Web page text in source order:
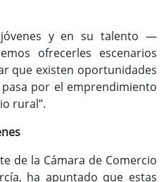
jóvenes y en su talento —
ofrecerles escenarios
que existen oportunidades
por el emprendimiento
rural”.
de la Cámara de Comercio
ha apuntado que estas